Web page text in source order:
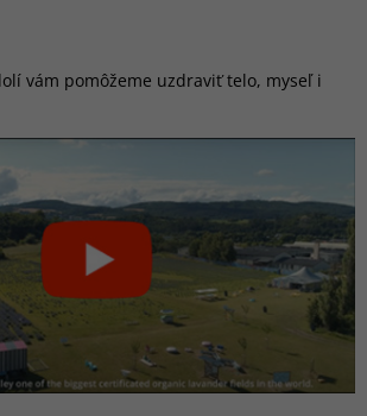
vám pomôžeme uzdraviť telo, myseľ i